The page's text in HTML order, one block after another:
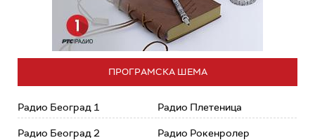
ПРОГРАМСКА ШЕМА
Радио Београд 1
Радио Београд 2
Радио Плетеница
Радио Рокенролер